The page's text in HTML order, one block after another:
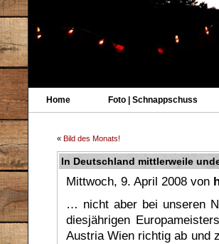
Home Foto | Schnappschuss
« Bild des Monats!
In Deutschland mittlerweile
Mittwoch, 9. April 2008 von
… nicht aber bei unseren
diesjährigen
Austria Wien richtig ab und